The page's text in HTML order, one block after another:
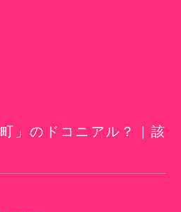
」のドコニアル？｜該